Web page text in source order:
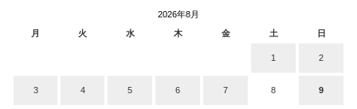
2026年8月
月
火 水 木 金 土 日
1 2
3 4 5 6 7 8 9